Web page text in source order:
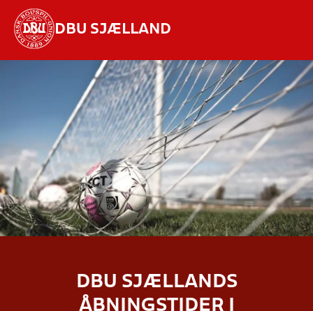
DBU SJÆLLAND
Hvad vil du søge efter?
INDHOLD OG NYHEDER
STILLINGER, RESULTATER, KLUBBER OG
HOLD
DBU SJÆLLANDS
ÅBNINGSTIDER I